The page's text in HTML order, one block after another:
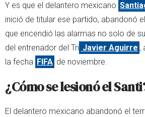
Y es que el delantero mexicano
inició de titular ese partido, abandonó
que encendió las alarmas no solo de
del entrenador del Tri Javier Aguirre ,
la fecha FIFA de noviembre.
¿Cómo se lesionó el
El delantero mexicano abandonó el